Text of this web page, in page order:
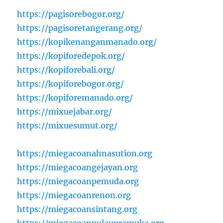
https://pagisorebogor.org/
https://pagisoretangerang.org/
https://kopikenanganmanado.org/
https://kopiforedepok.org/
https://kopiforebali.org/
https://kopiforebogor.org/
https://kopiforemanado.org/
https://mixuejabar.org/
https://mixuesumut.org/
https://miegacoanahnasution.org
https://miegacoangejayan.org
https://miegacoanpemuda.org
https://miegacoanrenon.org
https://miegacoansintang.org